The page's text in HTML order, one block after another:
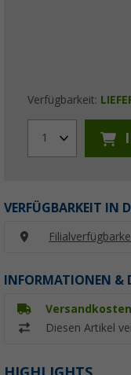
Verfügbarkeit:
1
VERFÜGBARKEIT IN
INFORMATIONEN &
Diesen Artikel